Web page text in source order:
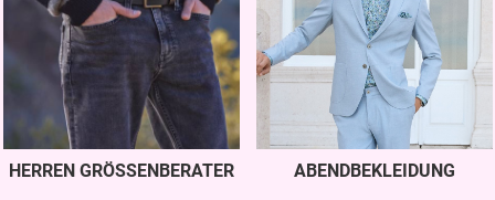
HERREN GRÖSSENBERATER ABENDBEKLEIDUNG